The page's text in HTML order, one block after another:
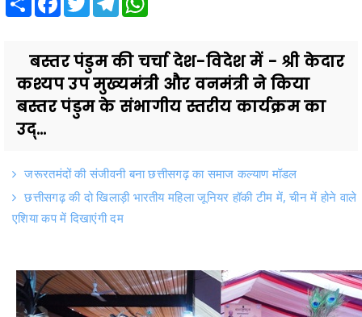
बस्तर पंडुम की चर्चा देश-विदेश में - श्री केदार
कश्यप उप मुख्यमंत्री और वनमंत्री ने किया
बस्तर पंडुम के संभागीय स्तरीय कार्यक्रम का
उद्...
जरूरतमंदों की संजीवनी बना छत्तीसगढ़ का समाज कल्याण मॉडल
छत्तीसगढ़ की दो खिलाड़ी भारतीय महिला जूनियर हॉकी टीम में, चीन में होने वाले
एशिया कप में दिखाएंगी दम